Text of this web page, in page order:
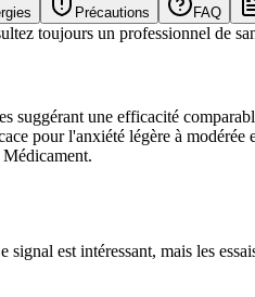
Précautions FAQ
toujours un professionnel de
une efficacité
pour l'anxiété légère à modérée
est intéressant, mais les